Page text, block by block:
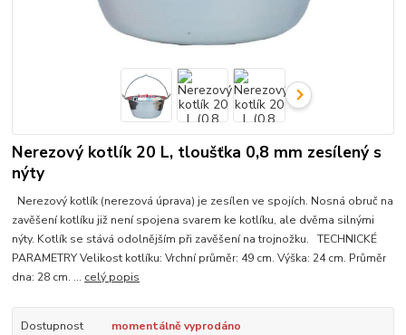
Nerezový kotlík 20 L, tloušťka 0,8 mm zesílený s
nýty
Nerezový kotlík (nerezová úprava) je zesílen ve spojích. Nosná obruč na
zavěšení kotlíku již není spojena svarem ke kotlíku, ale dvěma silnými
nýty. Kotlík se stává odolnějším při zavěšení na trojnožku. TECHNICKÉ
PARAMETRY Velikost kotlíku: Vrchní průměr: 49 cm. Výška: 24 cm. Průměr
dna: 28 cm. ... celý popis
Dostupnost momentálně vyprodáno